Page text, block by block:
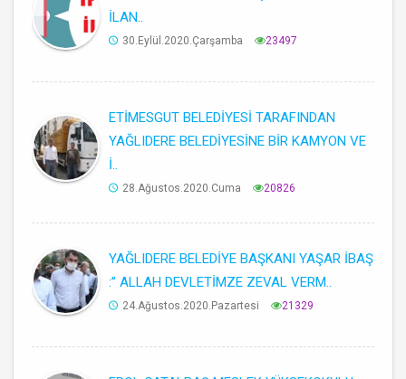
İLAN..
30.Eylül.2020.Çarşamba 23497
ETİMESGUT BELEDİYESİ TARAFINDAN
YAĞLIDERE BELEDİYESİNE BİR KAMYON VE
İ..
28.Ağustos.2020.Cuma 20826
YAĞLIDERE BELEDİYE BAŞKANI YAŞAR İBAŞ
:’’ ALLAH DEVLETİMZE ZEVAL VERM..
24.Ağustos.2020.Pazartesi 21329